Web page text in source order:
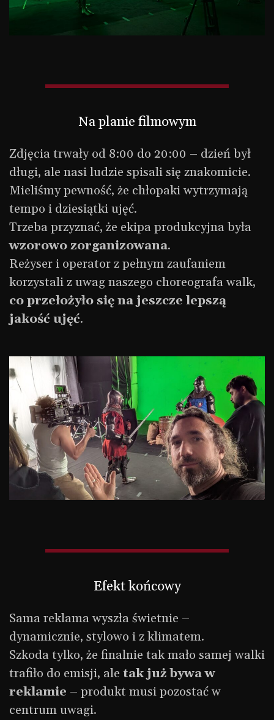
Na planie filmowym
Zdjęcia trwały od 8:00 do 20:00 – dzień był
długi, ale nasi ludzie spisali się znakomicie.
Mieliśmy pewność, że chłopaki wytrzymają
tempo i dziesiątki ujęć.
Trzeba przyznać, że ekipa produkcyjna była
wzorowo zorganizowana.
Reżyser i operator z pełnym zaufaniem
korzystali z uwag naszego choreografa walk,
co przełożyło się na jeszcze lepszą
jakość ujęć.
Efekt końcowy
Sama reklama wyszła świetnie –
dynamicznie, stylowo i z klimatem.
Szkoda tylko, że finalnie tak mało samej walki
trafiło do emisji, ale tak już bywa w
reklamie – produkt musi pozostać w
centrum uwagi.